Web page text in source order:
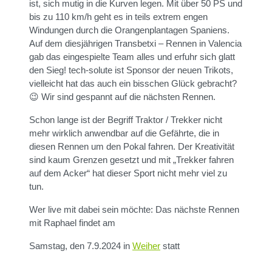
ist, sich mutig in die Kurven legen. Mit über 50 PS und
bis zu 110 km/h geht es in teils extrem engen
Windungen durch die Orangenplantagen Spaniens.
Auf dem diesjährigen Transbetxi – Rennen in Valencia
gab das eingespielte Team alles und erfuhr sich glatt
den Sieg! tech-solute ist Sponsor der neuen Trikots,
vielleicht hat das auch ein bisschen Glück gebracht?
😉 Wir sind gespannt auf die nächsten Rennen.
Schon lange ist der Begriff Traktor / Trekker nicht
mehr wirklich anwendbar auf die Gefährte, die in
diesen Rennen um den Pokal fahren. Der Kreativität
sind kaum Grenzen gesetzt und mit „Trekker fahren
auf dem Acker“ hat dieser Sport nicht mehr viel zu
tun.
Wer live mit dabei sein möchte: Das nächste Rennen
mit Raphael findet am
Samstag, den 7.9.2024 in Weiher statt